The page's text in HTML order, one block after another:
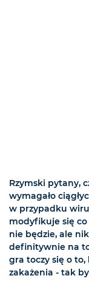
Rzymski pytany,
wymagało
w przypadku
modyfikuje się co
nie będzie, ale
definitywnie na
gra toczy się o
zakażenia - tak